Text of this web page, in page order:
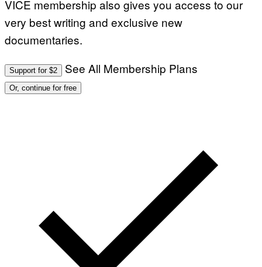
VICE membership also gives you access to our
very best writing and exclusive new
documentaries.
Support for $2 See All Membership Plans
Or, continue for free